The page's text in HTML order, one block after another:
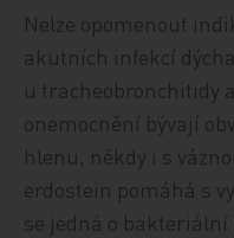
Nelze opomenout
akutních infekcí
u tracheobronchitidy
onemocnění bývají
hlenu, někdy i s
erdostein pomáhá s
se jedná o